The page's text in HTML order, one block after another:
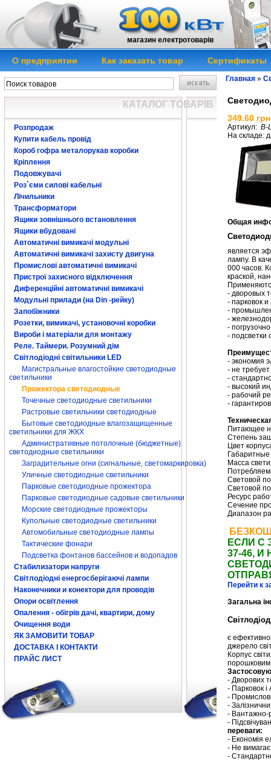
магазин електротоварів
О предприятии Как заказать товар Сертификаты
КАТАЛОГ ТОВАРІВ
Розпродаж
Купити кабель провід
Короб гофра металорукав коробки
Кріплення
Подовжувачі
Роз`єми силові кабельні
Лічильники
Трансформатори
Ящики зовнішнього встановлення
Ящики вбудовані
Автоматичні вимикачі модульні
Автоматичні вимикачі захисту двигуна
Промислові автоматичні вимикачі
Пристрої захисного відключення
Диференційні автоматичні вимикачі
Модульні прилади (на Din -рейку)
Запобіжники
Розетки, вимикачі, установочні коробки
Вироби і матеріали для монтажу
Реле. Таймери. Розумний дім
Світлодіодні світильники LED
Магистральные влагостойкие светодиодные
светильники
Прожектора светодиодные
Точечные светодиодные светильники
Растровые светильники светодиодные
Бытовые светодиодные влагозащищенные
светильники для ЖКХ
Административные потолочные (бюджетные)
светодиодные светильники
Заградительные огни (сигнальные, светомаркировка)
Уличные светодиодные светильники
Парковые светодиодные прожектора
Парковые светодиодные садовые светильники
Морские светодиодные прожекторы
Купольные светодиодные светильники
Автомобильные светодиодные лампы
Тактические фонари
Подсветка фонтанов бассейнов и водопадов
Стабилизатори напруги
Світлодіодні енергосберігаючі лампи
Наконечники и конектори для проводів
Опори освітлення
Опалення - обігрів дачі, квартири, дому
Очищення води
ЯК ЗАМОВИТИ ТОВАР
ДОСТАВКА І КОНТАКТИ
ПРАЙС ЛИСТ
Главная »
349.60
Артикул: B-
На складе:
Общая
является
лампу. В
000 часов.
краской,
- дворовых
- парковок
-
-
-
- подсветки
- экономия
- не
-
- высокий
- рабочий
-
Питающее
Степень
Цвет
Масса
Световой
Световой
Ресурс
Сечение
Диапазон
ЕСЛИ С
37-46,
Перейти к
Загальна
є
джерело
Корпус
- Дворових
- Парковок
-
-
- Вантажно-
-
переваги:
- Економія
- Не
-